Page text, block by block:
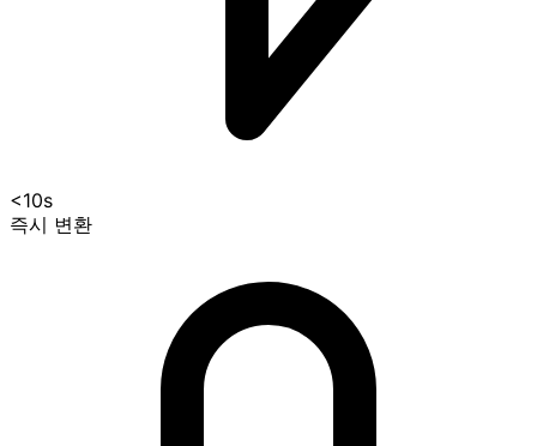
<10s
즉시 변환